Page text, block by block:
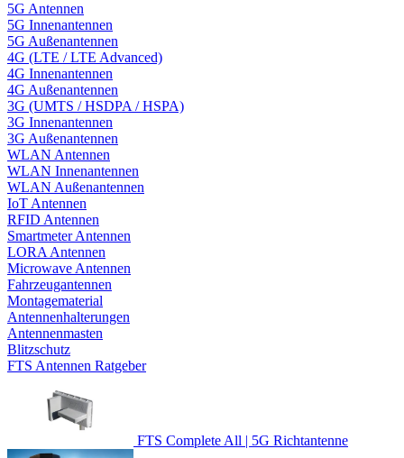
5G Antennen
5G Innenantennen
5G Außenantennen
4G (LTE / LTE Advanced)
4G Innenantennen
4G Außenantennen
3G (UMTS / HSDPA / HSPA)
3G Innenantennen
3G Außenantennen
WLAN Antennen
WLAN Innenantennen
WLAN Außenantennen
IoT Antennen
RFID Antennen
Smartmeter Antennen
LORA Antennen
Microwave Antennen
Fahrzeugantennen
Montagematerial
Antennenhalterungen
Antennenmasten
Blitzschutz
FTS Antennen Ratgeber
FTS Complete All | 5G Richtantenne